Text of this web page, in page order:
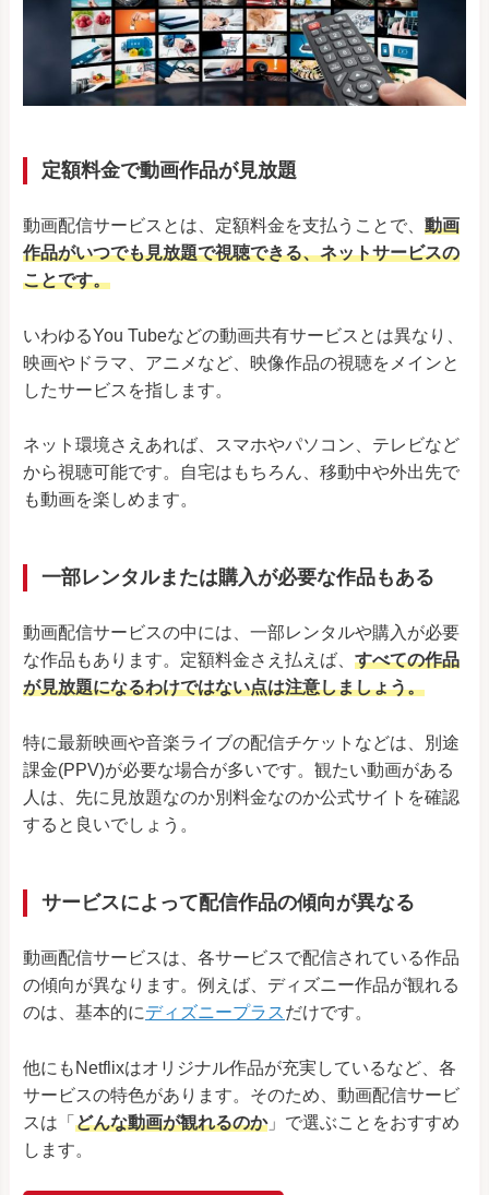
定額料金で動画作品が見放題
動画配信サービスとは、定額料金を支払うことで、 動画
作品がいつでも見放題で視聴できる、ネットサービスの
ことです。
いわゆるYou Tubeなどの動画共有サービスとは異なり、
映画やドラマ、アニメなど、映像作品の視聴をメインと
したサービスを指します。
ネット環境さえあれば、スマホやパソコン、テレビなど
から視聴可能です。自宅はもちろん、移動中や外出先で
も動画を楽しめます。
一部レンタルまたは購入が必要な作品もある
動画配信サービスの中には、一部レンタルや購入が必要
な作品もあります。定額料金さえ払えば、 すべての作品
が見放題になるわけではない点は注意しましょう。
特に最新映画や音楽ライブの配信チケットなどは、別途
課金(PPV)が必要な場合が多いです。観たい動画がある
人は、先に見放題なのか別料金なのか公式サイトを確認
すると良いでしょう。
サービスによって配信作品の傾向が異なる
動画配信サービスは、各サービスで配信されている作品
の傾向が異なります。例えば、ディズニー作品が観れる
のは、基本的にディズニープラスだけです。
他にもNetflixはオリジナル作品が充実しているなど、各
サービスの特色があります。そのため、動画配信サービ
スは「 どんな動画が観れるのか」で選ぶことをおすすめ
します。